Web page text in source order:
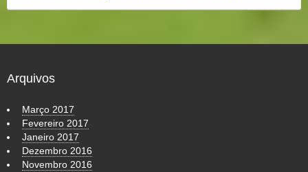
Arquivos
Março 2017
Fevereiro 2017
Janeiro 2017
Dezembro 2016
Novembro 2016